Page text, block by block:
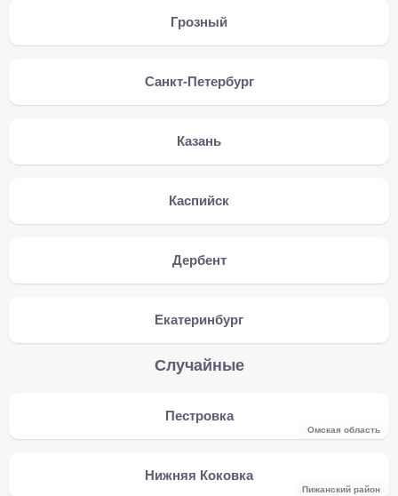
Грозный
Санкт-Петербург
Казань
Каспийск
Дербент
Екатеринбург
Случайные
Пестровка
Омская область
Нижняя Коковка
Пижанский район